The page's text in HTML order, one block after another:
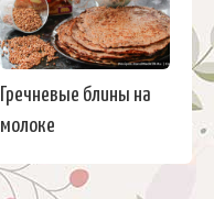
Гречневые блины на
молоке